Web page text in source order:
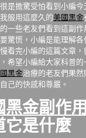
是擔驚受怕看到小編
服用這麼久的美國黑金
的一些老友們看到這副
驚慌，小編是能理解
看完小編的這篇文章
希望小編給大家科普
黑金治療的老友們果
己的快感和尊嚴。
黑金副作用
它是什麼